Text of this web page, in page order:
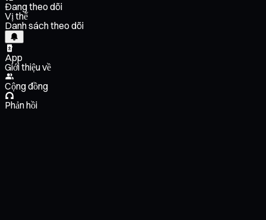
Đang theo dõi
Vị thế
Danh sách theo dõi
App
Giới thiệu về
Cộng đồng
Phản hồi